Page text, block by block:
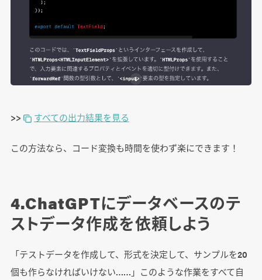
>> すべての出力結果を見る
この方法なら、コード変換も時間を使わず楽にできます！
4.ChatGPTにデータベースのテ
ストデータ作成を依頼しよう
「テストデータを作成して、形式を決定して、サンプルを20
個も作らなければいけない……」このような作業をすべて自